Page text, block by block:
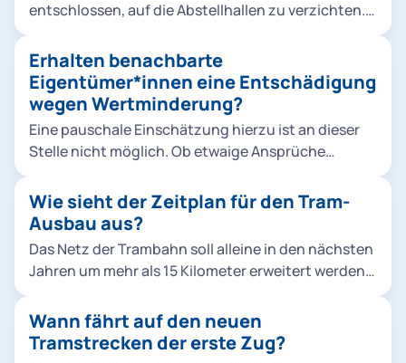
möglich genutzt werden. Die Berücksichtigung der
wichtig.
entschlossen, auf die Abstellhallen zu verzichten.
Druck auf die kommunalen Finanzen erhöht. Daher
wurde rund ein Drittel der vormals veranschlagten
Projektkosten eingespart. Der größte Posten
waren dabei die Abstellhallen. Keine Option wären
allerdings Einsparungen auf Kosten des
Schallschutzes.
Erhalten benachbarte
Eigentümer*innen eine Entschädigung
wegen Wertminderung?
Eine pauschale Einschätzung hierzu ist an dieser
Stelle nicht möglich. Ob etwaige Ansprüche
durch die Regierung von Oberbayern zeigen.
Wie sieht der Zeitplan für den Tram-
Ausbau aus?
Das Netz der Trambahn soll alleine in den nächsten
Jahren um mehr als 15 Kilometer erweitert werden.
Stadtteile und die bestehenden ÖPNV-Strecken
noch besser vernetzen und dazu beitragen, dass
die U-Bahn in der Innenstadt entlastet wird: Die
Wann fährt auf den neuen
Tramstrecken der erste Zug?